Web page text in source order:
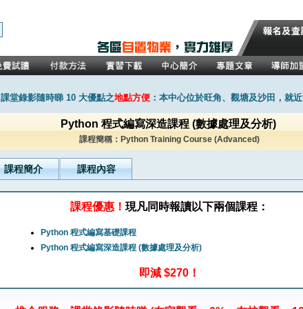
課堂錄影隨時睇 10 大優點之地點方便 ：本中心位於旺角、觀塘及沙田，就
Python 程式編寫深造課程 (數據處理及分析)
課程簡稱：Python Training Course (Advanced)
課程簡介 課程內容
課程優惠！ 現凡同時報讀以下兩個課程：
Python 程式編寫基礎課程
Python 程式編寫深造課程 (數據處理及分析)
即減 $270！